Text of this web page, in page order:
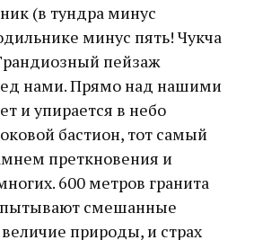
(в тундра минус
минус пять! Чукча
пейзаж
нами. Прямо над нашими
и упирается в небо
бастион, тот самый
преткновения и
600 метров гранита
смешанные
величие природы, и страх